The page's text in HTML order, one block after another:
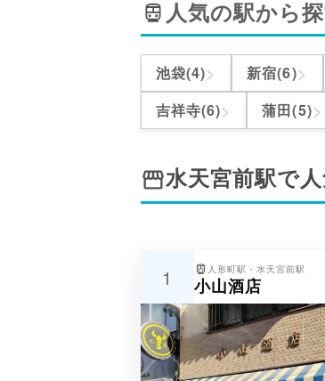
人気の駅から
池袋(4)> 新宿(6)>
吉祥寺(6)> 蒲田(5)>
水天宮前駅で
1 人形町駅・水天宮前駅
小山酒店